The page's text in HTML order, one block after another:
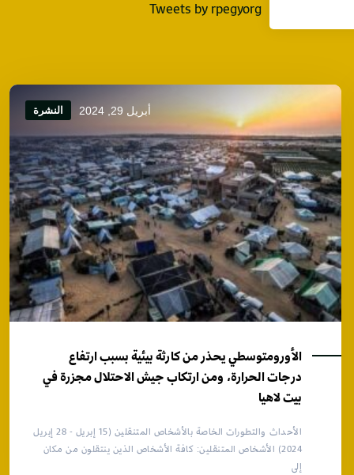
Tweets by rpegyorg
أبريل 29, 2024 النشرة
الأورومتوسطي يحذر من كارثة بيئية بسبب ارتفاع
درجات الحرارة، ومن ارتكاب جيش الاحتلال مجزرة في
بيت لاهيا
الأحداث والتطورات الخاصة بالأشخاص المتنقلين (15 إبريل - 28 إبريل
2024) الأشخاص المتنقلين: كافة الأشخاص الذين ينتقلون من مكان
إلى